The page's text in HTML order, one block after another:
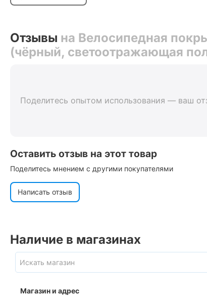
Отзывы на Велосипедная
(чёрный, светоотражающая
Поделитесь опытом использования — ваш
Оставить отзыв на этот товар
Поделитесь мнением с другими покупателями
Написать отзыв
Наличие в магазинах
Магазин и адрес